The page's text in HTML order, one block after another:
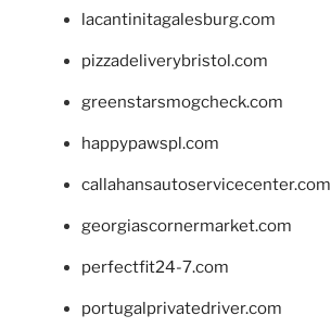
lacantinitagalesburg.com
pizzadeliverybristol.com
greenstarsmogcheck.com
happypawspl.com
callahansautoservicecenter.com
georgiascornermarket.com
perfectfit24-7.com
portugalprivatedriver.com